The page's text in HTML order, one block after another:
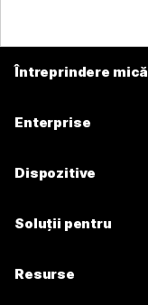
Întreprindere mică
Enterprise
Dispozitive
Soluții pentru
Resurse